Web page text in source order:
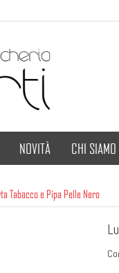
NOVITÀ CHI SIAMO
Tabacco e Pipa Pelle Nero